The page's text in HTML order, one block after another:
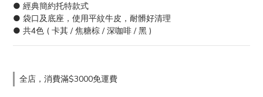
● 經典簡約托特款式
● 袋口及底座，使用平紋牛皮，耐髒好清理
● 共4色 ( 卡其 / 焦糖棕 / 深咖啡 / 黑 )
全店，消費滿$3000免運費